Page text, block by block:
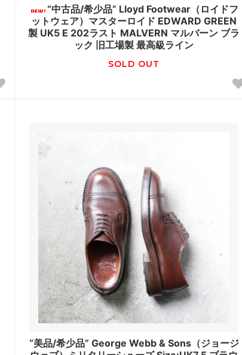
“中古品/希少品” Lloyd Footwear（ロイドフ
ットウェア）マスターロイド EDWARD GREEN
製 UK5 E 202ラスト MALVERN マルバーン ブラ
ック 旧工場製 最高級ライン
SOLD OUT
“美品/希少品” George Webb & Sons（ジョージ